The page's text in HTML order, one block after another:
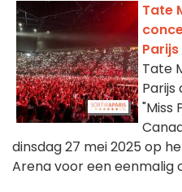
Tate
Tate
"Miss
dinsdag 27 mei 2025 op
Arena voor een eenmalig